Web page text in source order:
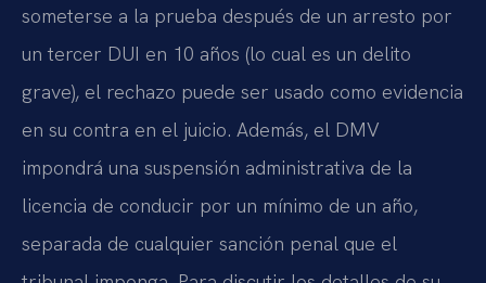
someterse a la prueba después de un arresto por
un tercer DUI en 10 años (lo cual es un delito
grave), el rechazo puede ser usado como evidencia
en su contra en el juicio. Además, el DMV
impondrá una suspensión administrativa de la
licencia de conducir por un mínimo de un año,
separada de cualquier sanción penal que el